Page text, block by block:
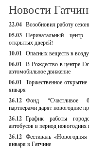
Новости
22.04 Возобновил работу
05.03 Перинатальный
открытых дверей!
10.01 Опасных веществ в
06.01 В Рождество в центре
автомобильное движение
06.01 Торжественное
января
26.12 Фонд "Счастливое
партнерами дарят новогодние
26.12 График работы
автобусов в период новогодних
26.12 Фестиваль
января в Гатчине